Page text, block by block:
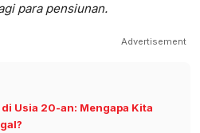
para pensiunan.
Advertisement
Usia 20-an: Mengapa Kita